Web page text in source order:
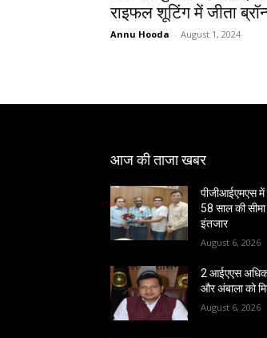
राइफल शूटिंग में जीता
Annu Hooda - August 1, 2024
आज की ताजा खबर
पीजीआईएमएस में
58 साल की
इंतजार
August 6, 2026
2 आईएएस
और अंबाला को
August 6, 2026